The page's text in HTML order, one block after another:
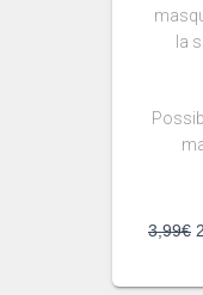
la
3,99€